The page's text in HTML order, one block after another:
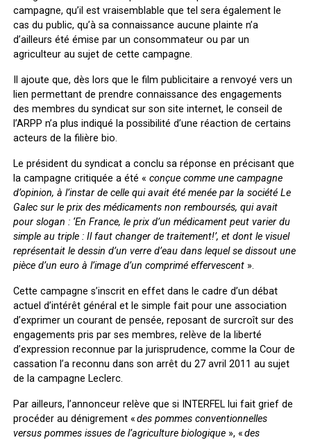
campagne, qu’il est vraisemblable que tel sera également le
cas du public, qu’à sa connaissance aucune plainte n’a
d’ailleurs été émise par un consommateur ou par un
agriculteur au sujet de cette campagne.
Il ajoute que, dès lors que le film publicitaire a renvoyé vers un
lien permettant de prendre connaissance des engagements
des membres du syndicat sur son site internet, le conseil de
l’ARPP n’a plus indiqué la possibilité d’une réaction de certains
acteurs de la filière bio.
Le président du syndicat a conclu sa réponse en précisant que
la campagne critiquée a été « conçue comme une campagne
d’opinion, à l’instar de celle qui avait été menée par la société Le
Galec sur le prix des médicaments non remboursés, qui avait
pour slogan : ‘En France, le prix d’un médicament peut varier du
simple au triple : Il faut changer de traitement!’, et dont le visuel
représentait le dessin d’un verre d’eau dans lequel se dissout une
pièce d’un euro à l’image d’un comprimé effervescent».
Cette campagne s’inscrit en effet dans le cadre d’un débat
actuel d’intérêt général et le simple fait pour une association
d’exprimer un courant de pensée, reposant de surcroît sur des
engagements pris par ses membres, relève de la liberté
d’expression reconnue par la jurisprudence, comme la Cour de
cassation l’a reconnu dans son arrêt du 27 avril 2011 au sujet
de la campagne Leclerc.
Par ailleurs, l’annonceur relève que si INTERFEL lui fait grief de
procéder au dénigrement «des pommes conventionnelles
versus pommes issues de l’agriculture biologique», «des